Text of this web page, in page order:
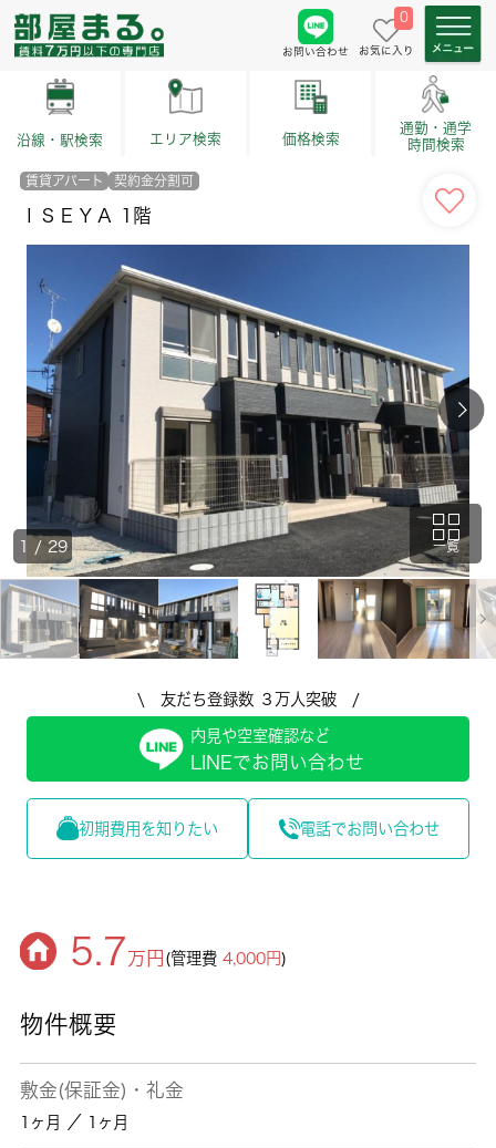
お問い合わせ
0
お気に入り
沿線・駅検索 エリア検索 価格検索
通勤・通学
時間検索
賃貸アパート 契約金分割可
ＩＳＥＹＡ 1階
一覧
1 / 29
\ 友だち登録数 ３万人突破 /
内見や空室確認など
LINEでお問い合わせ
初期費用を知りたい 電話でお問い合わせ
5.7万円 (管理費4,000円)
物件概要
敷金(保証金)・礼金
1ヶ月 ／ 1ヶ月